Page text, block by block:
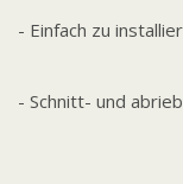
- Einfach zu
- Schnitt- und